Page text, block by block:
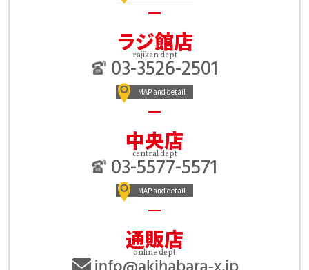
ラジ館店
rajikan dept
03-3526-2501
MAP and detail
中央店
central dept
03-5577-5571
MAP and detail
通販店
online dept